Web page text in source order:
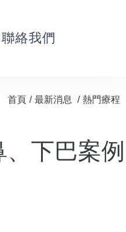
聯絡我們
下巴案例
首頁 / 最新消息 / 熱門療程